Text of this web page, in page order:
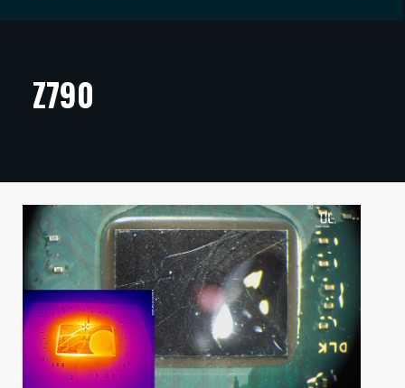
ARTIKKELIT
TECHBBS
TIETOA
HINTA.FI
KAUPPA
VAIHDA TEEMA
Z790